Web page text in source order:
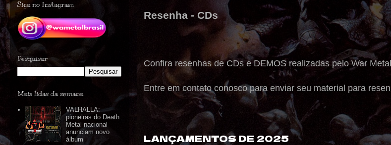
Resenha - CDs
Confira resenhas de CDs e DEMOS realizadas pelo War
Entre em contato conosco para enviar seu material para
LANÇAMENTOS DE 2025
Siga no Instagram
Pesquisar
Mais lidas da semana
VALHALLA:
pioneiras do Death
Metal nacional
anunciam novo
álbum